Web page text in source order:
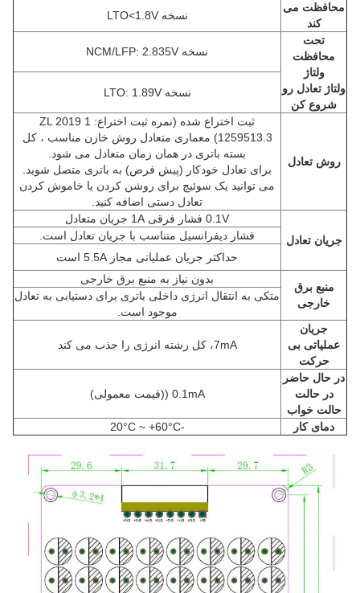
محافظت می
کند
نسخه LTO<1.8V
تحت
محافظت
ولتاژ
ولتاژ تعادل رو
شروع کن
نسخه NCM/LFP: 2.835V
نسخه LTO: 1.89V
روش تعادل
ثبت اختراع شده (نمره ثبت اختراع: ZL 2019 1
1259513.3) معماری متعادل روش خازن مناسب ، کل
بسته باتری در همان زمان متعادل می شود.
برای تعادل خودکار (پیش فرض) به باتری متصل شوید.
می توانید یک سوئیچ برای روشن کردن یا خاموش کردن
تعادل دستی اضافه کنید.
جریان تعادل
0.1V فشار فرقی 1A جریان متعادل
فشار دیفرانسیل متناسب با جریان تعادل است.
حداکثر جریان عملیاتی مجاز 5.5A است
منبع برق
خارجی
بدون نیاز به منبع برق خارجی
متکی به انتقال انرژی داخلی باتری برای دستیابی به تعادل
موجود است.
جریان
عملیاتی بی
حرکت
7mA، کل رشته انرژی را جذب می کند
در حال حاضر
در حالت
حالت خواب
0.1mA ((قیمت معمولی)
دمای کار -20°C ~ +60°C